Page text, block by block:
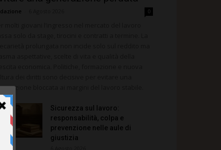
0
bloccata ai margini del lavoro stabile.
Sicurezza sul lavoro:
responsabilità, colpa e
prevenzione nelle aule di
giustizia